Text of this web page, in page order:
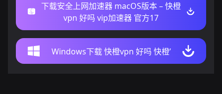
下载安全上网加速器 macOS版本 – 快橙
vpn 好吗 vip加速器 官方17
Windows下载 快橙vpn 好吗 快橙’